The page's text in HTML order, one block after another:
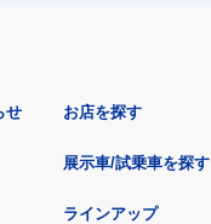
せ お店を探す
展示車/試乗車を探す
ラインアップ